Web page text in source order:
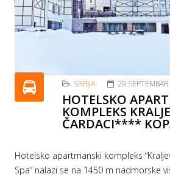
SRBIJA 29
HOTELSKO
KOMPLEKS
ČARDACI****
Hotelsko apartmanski kompleks
Spa” nalazi se na 1450 m nadmorske